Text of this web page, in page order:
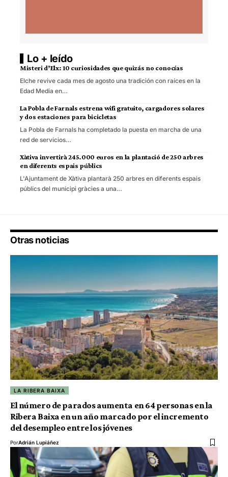
Lo + leído
Misteri d’Elx: 10 curiosidades que quizás no conocías
Elche revive cada mes de agosto una tradición con raíces en la
Edad Media en…
La Pobla de Farnals estrena wifi gratuito, cargadores solares
y dos estaciones para bicicletas
La Pobla de Farnals ha completado la puesta en marcha de una
red de servicios…
Xàtiva invertirà 245.000 euros en la plantació de 250 arbres
en diferents espais públics
L'Ajuntament de Xàtiva plantarà 250 arbres en diferents espais
públics del municipi gràcies a una…
Otras noticias
LA RIBERA BAIXA
El número de parados aumenta en 64 personas en la
Ribera Baixa en un año marcado por el incremento
del desempleo entre los jóvenes
PorAdrián Lupiáñez